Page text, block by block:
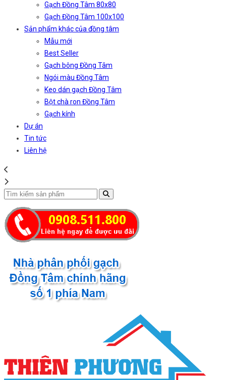
Gạch Đồng Tâm 80x80
Gạch Đồng Tâm 100x100
Sản phẩm khác của đồng tâm
Mẫu mới
Best Seller
Gạch bông Đồng Tâm
Ngói màu Đồng Tâm
Keo dán gạch Đồng Tâm
Bột chà ron Đồng Tâm
Gạch kính
Dự án
Tin tức
Liên hệ